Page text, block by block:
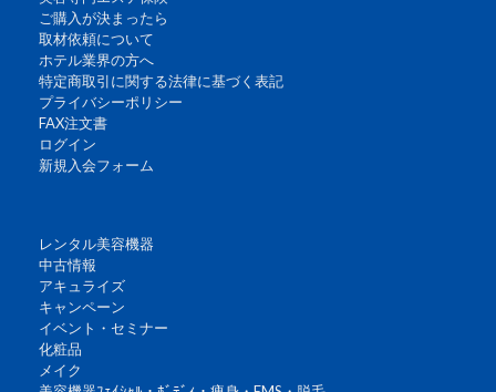
ご購入が決まったら
取材依頼について
ホテル業界の方へ
特定商取引に関する法律に基づく表記
プライバシーポリシー
FAX注文書
ログイン
新規入会フォーム
レンタル美容機器
中古情報
アキュライズ
キャンペーン
イベント・セミナー
化粧品
メイク